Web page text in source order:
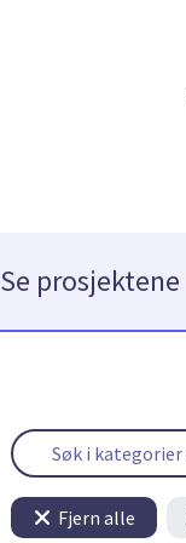
Se prosjektene
Fjern alle